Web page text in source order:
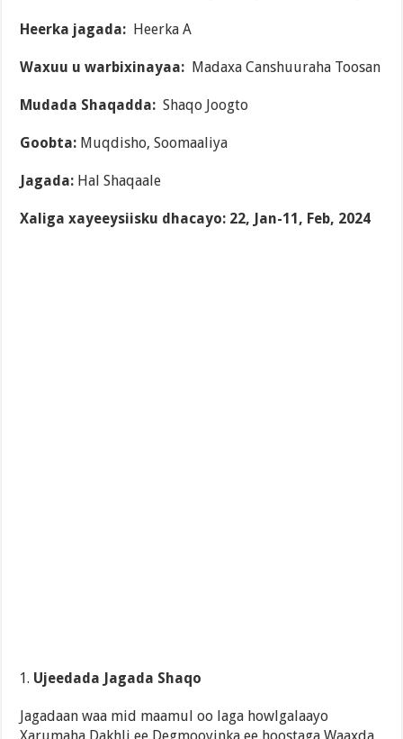
Heerka jagada: Heerka A
Waxuu u warbixinayaa: Madaxa Canshuuraha Toosan
Mudada Shaqadda: Shaqo Joogto
Goobta: Muqdisho, Soomaaliya
Jagada: Hal Shaqaale
Xaliga xayeeysiisku dhacayo: 22, Jan-11, Feb, 2024
Ujeedada Jagada Shaqo
Jagadaan waa mid maamul oo laga howlgalaayo